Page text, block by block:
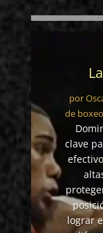
por
de
clave
lograr